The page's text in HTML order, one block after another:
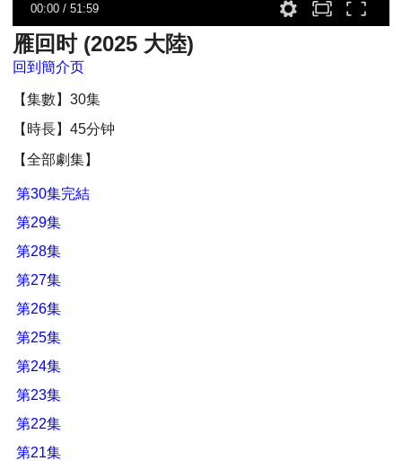
00:00 /51:59
雁回时 (2025 大陸)
回到簡介页
【集數】30集
【時長】45分钟
【全部劇集】
第30集完結
第29集
第28集
第27集
第26集
第25集
第24集
第23集
第22集
第21集